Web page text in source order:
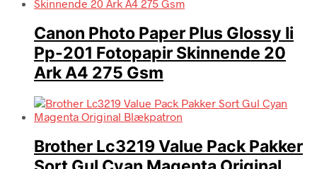
Canon Photo Paper Plus Glossy Ii
Pp-201 Fotopapir Skinnende 20
Ark A4 275 Gsm
Brother Lc3219 Value Pack Pakker